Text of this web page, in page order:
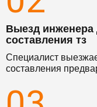
Выезд инженера
составления тз
Специалист
составления